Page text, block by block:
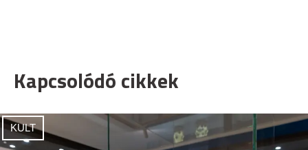
Kapcsolódó cikkek
KULT